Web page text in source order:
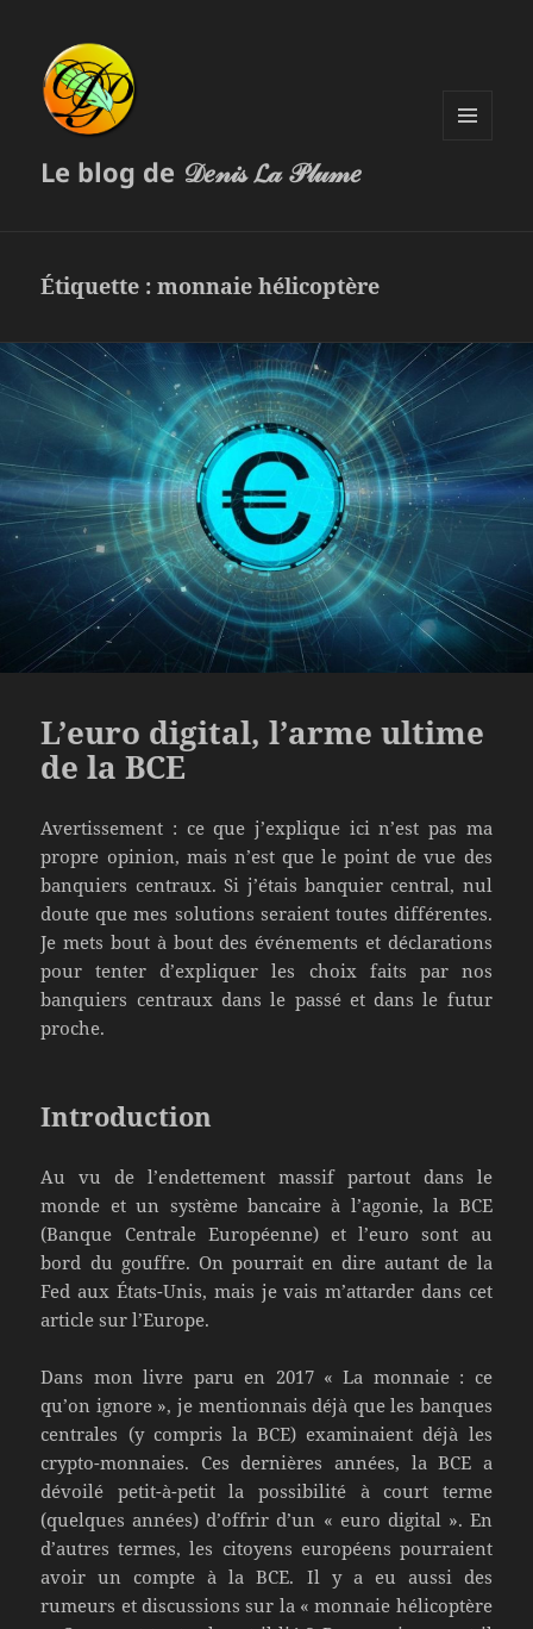
Le blog de 𝒟𝑒𝓃𝒾𝓈 𝓛𝒶 𝒫𝓁𝓊𝓂𝑒
Étiquette :monnaie hélicoptère
L’euro digital, l’arme ultime
de la BCE
Avertissement : ce que j’explique ici n’est pas ma
propre opinion, mais n’est que le point de vue des
banquiers centraux. Si j’étais banquier central, nul
doute que mes solutions seraient toutes différentes.
Je mets bout à bout des événements et déclarations
pour tenter d’expliquer les choix faits par nos
banquiers centraux dans le passé et dans le futur
proche.
Introduction
Au vu de l’endettement massif partout dans le
monde et un système bancaire à l’agonie, la BCE
(Banque Centrale Européenne) et l’euro sont au
bord du gouffre. On pourrait en dire autant de la
Fed aux États-Unis, mais je vais m’attarder dans cet
article sur l’Europe.
Dans mon livre paru en 2017 « La monnaie : ce
qu’on ignore », je mentionnais déjà que les banques
centrales (y compris la BCE) examinaient déjà les
crypto-monnaies. Ces dernières années, la BCE a
dévoilé petit-à-petit la possibilité à court terme
(quelques années) d’offrir d’un « euro digital ». En
d’autres termes, les citoyens européens pourraient
avoir un compte à la BCE. Il y a eu aussi des
rumeurs et discussions sur la « monnaie hélicoptère